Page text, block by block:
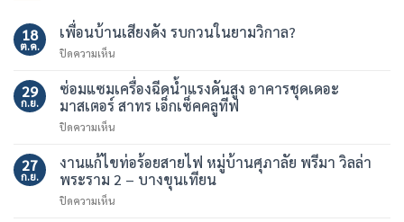
18
ต.ค.
เพื่อนบ้านเสียงดัง รบกวนในยามวิกาล?
ปิดความเห็นบน
บ้าน
เสียง
ดัง
รบกวน
ยาม
วิกาล?
29
ก.ย.
ซ่อมแซมเครื่องฉีดน้ำแรงดันสูง อาคารชุดเดอะ
มาสเตอร์ สาทร เอ็กเซ็คคลูทีฟ
ปิดความเห็นบน
เครื่อง
ฉีด
น้ำ
แรง
27
ก.ย.
งานแก้ไขท่อร้อยสายไฟ หมู่บ้านศุภาลัย พรีมา วิลล่า
พระราม 2 – บางขุนเทียน
ปิดความเห็นบน